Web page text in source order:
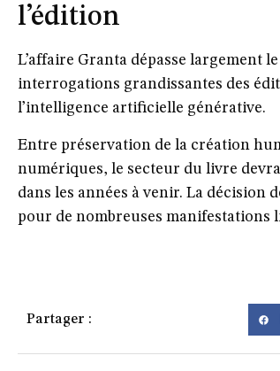
l’édition
L’affaire Granta dépasse largement
interrogations grandissantes des
l’intelligence artificielle générative.
Entre préservation de la création
numériques, le secteur du livre
dans les années à venir. La
pour de nombreuses
Partager :